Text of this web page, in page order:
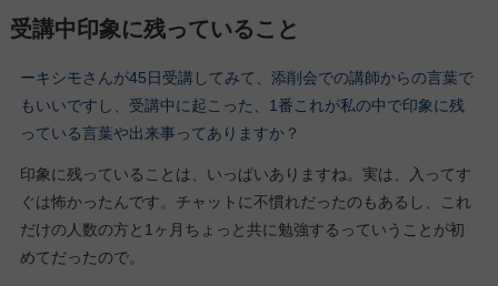
受講中印象に残っていること
ーキシモさんが45日受講してみて、添削会での講師からの言葉で
もいいですし、受講中に起こった、1番これが私の中で印象に残
っている言葉や出来事ってありますか？
印象に残っていることは、いっぱいありますね。実は、入ってす
ぐは怖かったんです。チャットに不慣れだったのもあるし、これ
だけの人数の方と1ヶ月ちょっと共に勉強するっていうことが初
めてだったので。